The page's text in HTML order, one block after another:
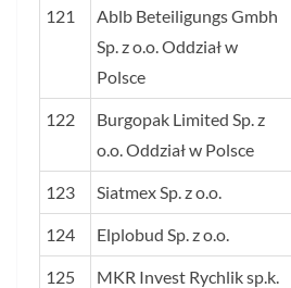
121
Ablb Beteiligungs Gmbh
Sp. z o.o. Oddział w
Polsce
122
Burgopak Limited Sp. z
o.o. Oddział w Polsce
123 Siatmex Sp. z o.o.
124 Elplobud Sp. z o.o.
125 MKR Invest Rychlik sp.k.